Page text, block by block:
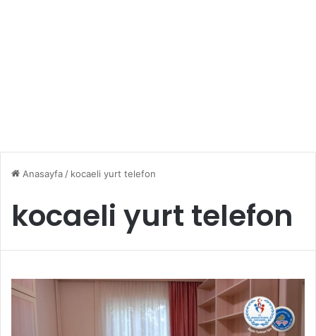
Anasayfa / kocaeli yurt telefon
kocaeli yurt telefon